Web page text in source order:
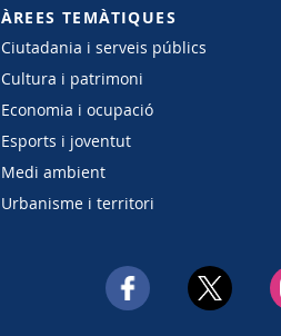
ÀREES TEMÀTIQUES
Ciutadania i serveis públics
Cultura i patrimoni
Economia i ocupació
Esports i joventut
Medi ambient
Urbanisme i territori